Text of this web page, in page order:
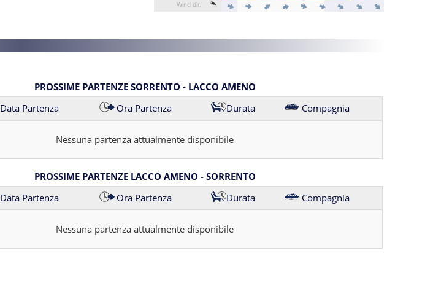
PROSSIME PARTENZE SORRENTO - LACCO AMENO
Data Partenza Ora Partenza Durata Compagnia
Nessuna partenza attualmente disponibile
PROSSIME PARTENZE LACCO AMENO - SORRENTO
Data Partenza Ora Partenza Durata Compagnia
Nessuna partenza attualmente disponibile